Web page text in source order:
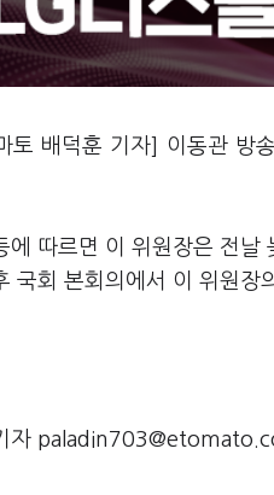
토 배덕훈 기자] 이동관 방
에 따르면 이 위원장은 전날
국회 본회의에서 이 위원장
자